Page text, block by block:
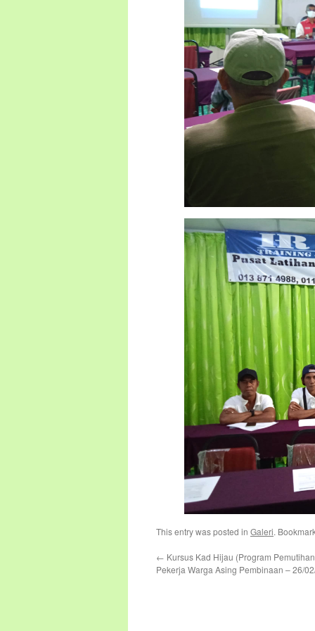
This entry was posted in Galeri.
← Kursus Kad Hijau (Program
Pekerja Warga Asing Pembinaan – 26/